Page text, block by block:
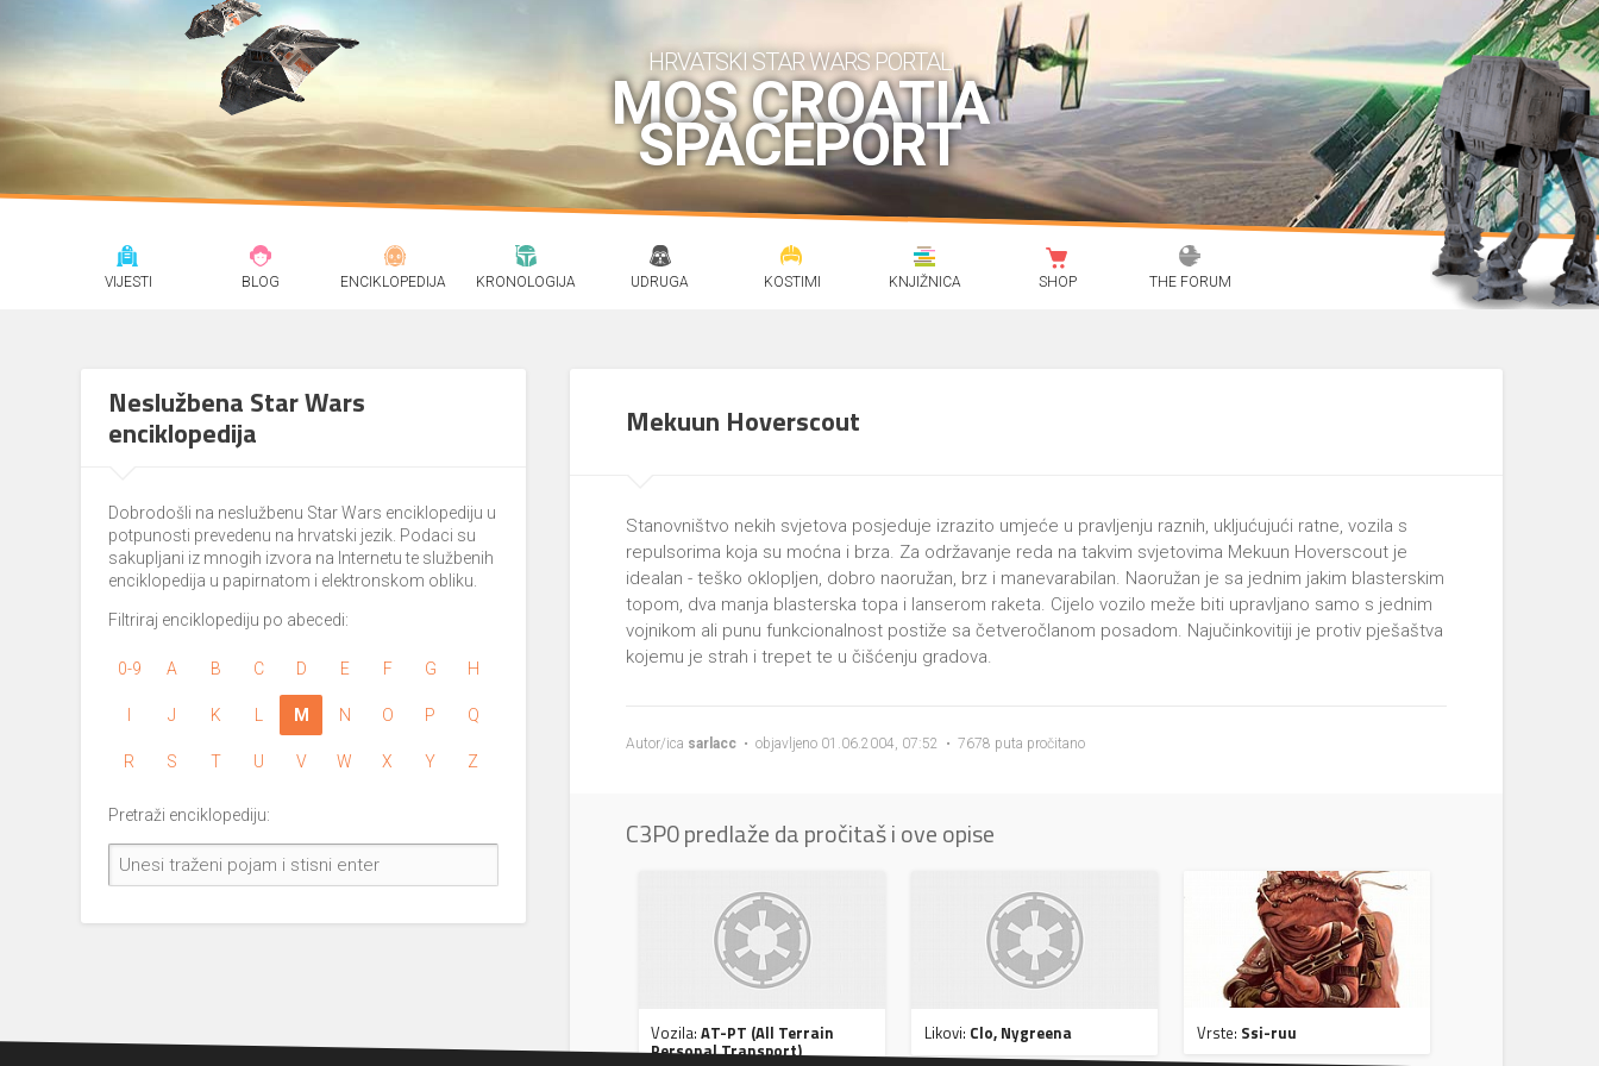
HRVATSKI STAR WARS PORTAL
MOS CROATIA
SPACEPORT
VIJESTI BLOG ENCIKLOPEDIJA KRONOLOGIJA UDRUGA KOSTIMI KNJIŽNICA SHOP THE FORUM
Neslužbena Star Wars
enciklopedija
Dobrodošli na neslužbenu Star Wars enciklopediju u
potpunosti prevedenu na hrvatski jezik. Podaci su
sakupljani iz mnogih izvora na Internetu te službenih
enciklopedija u papirnatom i elektronskom obliku.
Filtriraj enciklopediju po abecedi:
0-9 A B C D E F G H
J K M N O P Q
R S T U V W X Y Z
Pretraži enciklopediju:
Mekuun Hoverscout
Stanovništvo nekih svjetova posjeduje izrazito umjeće u pravljenju raznih, ukljućujući ratne, vozila s
repulsorima koja su moćna i brza. Za održavanje reda na takvim svjetovima Mekuun Hoverscout je
idealan - teško oklopljen, dobro naoružan, brz i manevarabilan. Naoružan je sa jednim jakim blasterskim
topom, dva manja blasterska topa i lanserom raketa. Cijelo vozilo meže biti upravljano samo s jednim
vojnikom ali punu funkcionalnost postiže sa četveročlanom posadom. Najučinkovitiji je protiv pješaštva
kojemu je strah i trepet te u čišćenju gradova.
Autor/ica sarlacc • objavljeno 01.06.2004, 07:52 • 7678 puta pročitano
C3P0 predlaže da pročitaš i ove opise
Vozila:AT-PT (All Terrain
Personal Transport)
Likovi: Clo, Nygreena Vrste: Ssi-ruu